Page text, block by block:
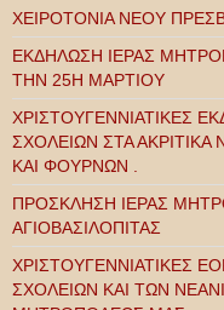
ΧΕΙΡΟΤΟΝΙΑ ΝΕΟΥ
ΕΚΔΗΛΩΣΗ ΙΕΡΑΣ
ΤΗΝ 25Η ΜΑΡΤΙΟΥ
ΧΡΙΣΤΟΥΓΕΝΝΙΑΤΙΚΕΣ
ΣΧΟΛΕΙΩΝ ΣΤΑ ΑΚΡΙΤΙΚΑ
ΚΑΙ ΦΟΥΡΝΩΝ .
ΠΡΟΣΚΛΗΣΗ ΙΕΡΑΣ
ΑΓΙΟΒΑΣΙΛΟΠΙΤΑΣ
ΧΡΙΣΤΟΥΓΕΝΝΙΑΤΙΚΕΣ
ΣΧΟΛΕΙΩΝ ΚΑΙ ΤΩΝ